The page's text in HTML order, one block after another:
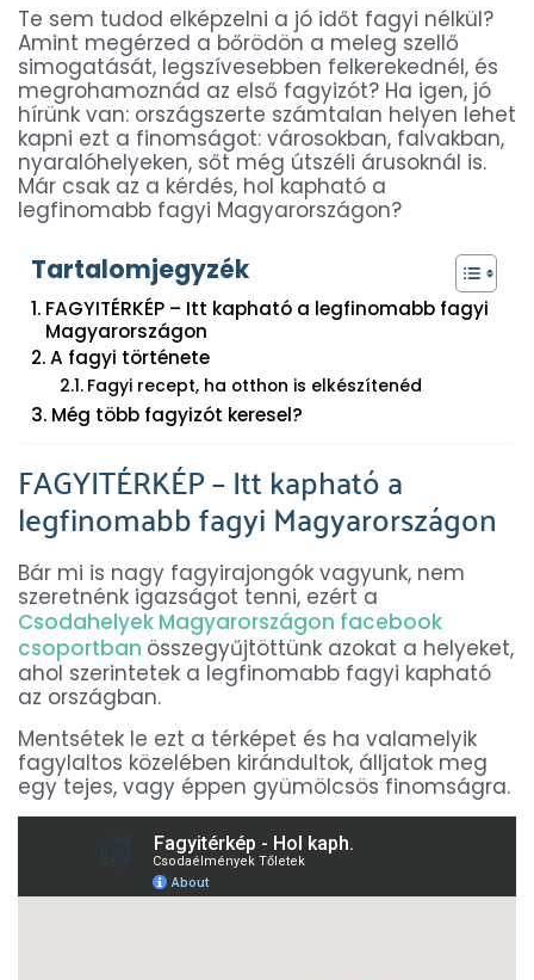
Te sem tudod elképzelni a jó időt fagyi nélkül?
Amint megérzed a bőrödön a meleg szellő
simogatását, legszívesebben felkerekednél, és
megrohamoznád az első fagyizót? Ha igen, jó
hírünk van: országszerte számtalan helyen lehet
kapni ezt a finomságot: városokban, falvakban,
nyaralóhelyeken, sőt még útszéli árusoknál is.
Már csak az a kérdés, hol kapható a
legfinomabb fagyi Magyarországon?
Tartalomjegyzék
FAGYITÉRKÉP – Itt kapható a legfinomabb fagyi
Magyarországon
A fagyi története
Fagyi recept, ha otthon is elkészítenéd
Még több fagyizót keresel?
FAGYITÉRKÉP – Itt kapható a
legfinomabb fagyi Magyarországon
Bár mi is nagy fagyirajongók vagyunk, nem
szeretnénk igazságot tenni, ezért a
Csodahelyek Magyarországon facebook
csoportban összegyűjtöttünk azokat a helyeket,
ahol szerintetek a legfinomabb fagyi kapható
az országban.
Mentsétek le ezt a térképet és ha valamelyik
fagylaltos közelében kirándultok, álljatok meg
egy tejes, vagy éppen gyümölcsös finomságra.